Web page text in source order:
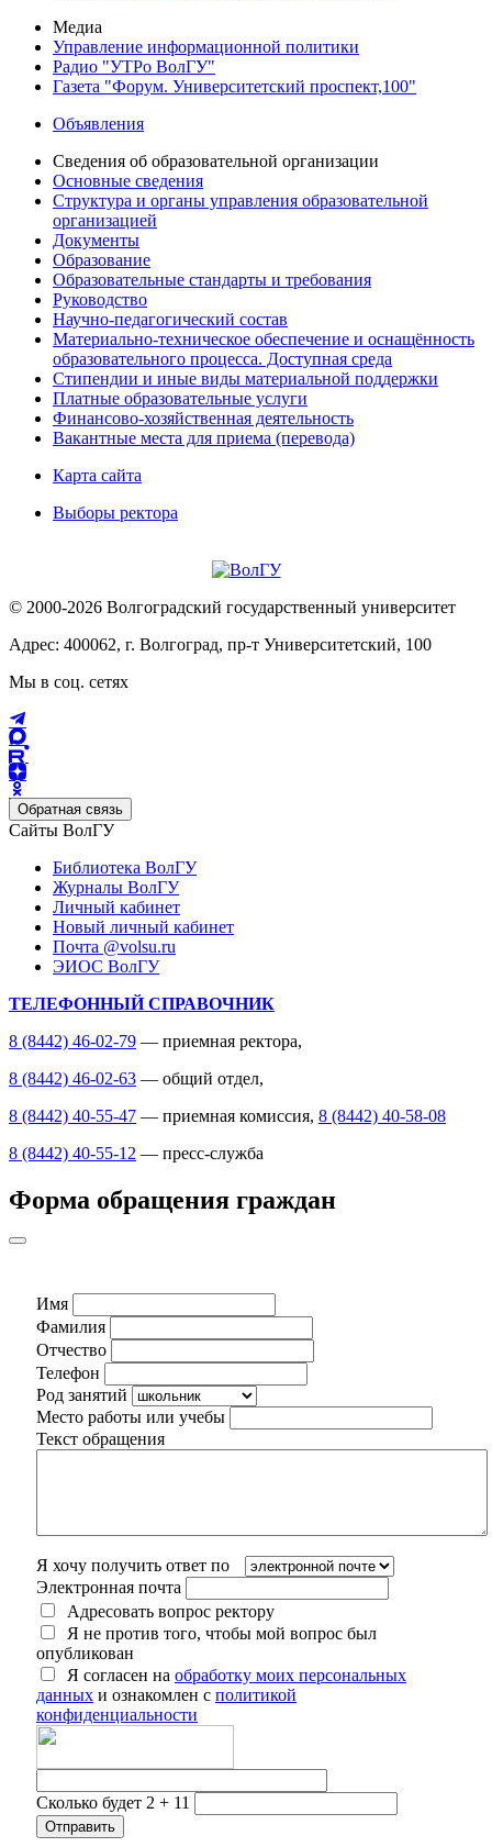
Медиа
Управление информационной политики
Радио "УТРо ВолГУ"
Газета "Форум. Университетский проспект,100"
Объявления
Сведения об образовательной организации
Основные сведения
Структура и органы управления образовательной
организацией
Документы
Образование
Образовательные стандарты и требования
Руководство
Научно-педагогический состав
Материально-техническое обеспечение и оснащённость
образовательного процесса. Доступная среда
Стипендии и иные виды материальной поддержки
Платные образовательные услуги
Финансово-хозяйственная деятельность
Вакантные места для приема (перевода)
Карта сайта
Выборы ректора
© 2000-2026 Волгоградский государственный университет
Адрес: 400062, г. Волгоград, пр-т Университетский, 100
Мы в соц. сетях
Обратная связь
Сайты ВолГУ
Библиотека ВолГУ
Журналы ВолГУ
Личный кабинет
Новый личный кабинет
Почта @volsu.ru
ЭИОС ВолГУ
ТЕЛЕФОННЫЙ СПРАВОЧНИК
8 (8442) 46-02-79 — приемная ректора,
8 (8442) 46-02-63 — общий отдел,
8 (8442) 40-55-47 — приемная комиссия, 8 (8442) 40-58-08
8 (8442) 40-55-12 — пресс-служба
Форма обращения граждан
Имя
Фамилия
Отчество
Телефон
Род занятий
Место работы или учебы
Текст обращения
Я хочу получить ответ по
Электронная почта
Адресовать вопрос ректору
Я не против того, чтобы мой вопрос был
опубликован
Я согласен на обработку моих персональных
данных и ознакомлен с политикой
конфиденциальности
Сколько будет 2 + 11